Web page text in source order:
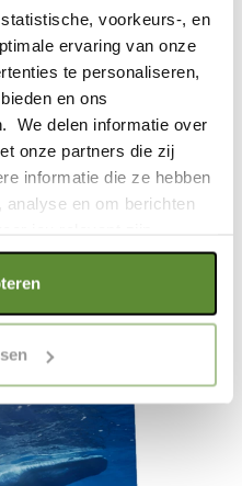
voorkeurs-, en
ervaring van onze
te personaliseren,
en ons
We delen informatie over
onze partners die zij
informatie die ze hebben
en om berichten
klikt, ga je akkoord
website. Als je niet alle
cookies", wat
de gebruiksvriendelijkheid
in de cookies klik dan
voor meer informatie